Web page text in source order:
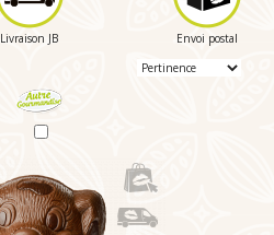
Livraison JB
Envoi postal